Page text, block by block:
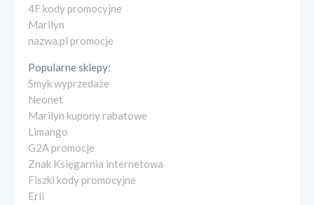
4F kody promocyjne
Marilyn
nazwa.pl promocje
Popularne sklepy:
Smyk wyprzedaże
Neonet
Marilyn kupony rabatowe
Limango
G2A promocje
Znak Księgarnia internetowa
Fiszki kody promocyjne
Erli